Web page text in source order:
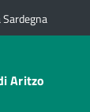
Aritzo